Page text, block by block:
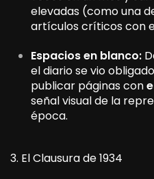
elevadas (como una
artículos críticos con
Espacios en blanco:
el diario se vio
publicar páginas con
señal visual de la
época.
3. El Clausura de 1934